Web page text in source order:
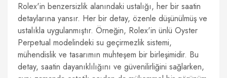
Rolex'in benzersizlik alanındaki ustalığı, her bir saatin
detaylarına yansır. Her bir detay, özenle düşünülmüş ve
ustalıkla uygulanmıştır. Örneğin, Rolex'in ünlü Oyster
Perpetual modelindeki su geçirmezlik sistemi,
mühendislik ve tasarımın muhteşem bir birleşimidir. Bu
detay, saatin dayanıklılığını ve güvenilirliğini sağlarken,